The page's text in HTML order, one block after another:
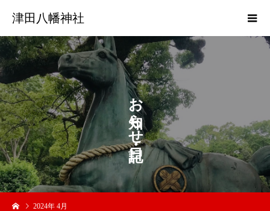
津田八幡神社
お
ら
せ
2024年 4月